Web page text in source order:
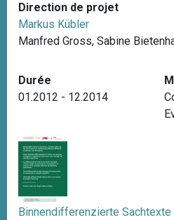
Direction de projet
Markus Kübler
Manfred Gross, Sabine
Durée
01.2012 - 12.2014
Binnendifferenzierte